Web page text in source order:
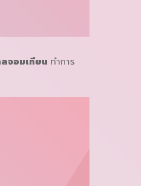
จอมเทียน ทำการ